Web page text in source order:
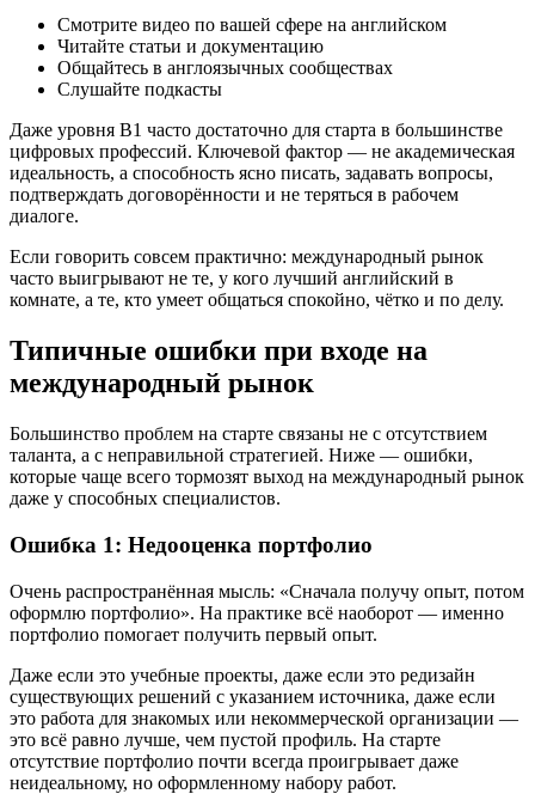
Смотрите видео по вашей сфере на английском
Читайте статьи и документацию
Общайтесь в англоязычных сообществах
Слушайте подкасты
Даже уровня B1 часто достаточно для старта в большинстве
цифровых профессий. Ключевой фактор — не академическая
идеальность, а способность ясно писать, задавать вопросы,
подтверждать договорённости и не теряться в рабочем
диалоге.
Если говорить совсем практично: международный рынок
часто выигрывают не те, у кого лучший английский в
комнате, а те, кто умеет общаться спокойно, чётко и по делу.
Типичные ошибки при входе на
международный рынок
Большинство проблем на старте связаны не с отсутствием
таланта, а с неправильной стратегией. Ниже — ошибки,
которые чаще всего тормозят выход на международный рынок
даже у способных специалистов.
Ошибка 1: Недооценка портфолио
Очень распространённая мысль: «Сначала получу опыт, потом
оформлю портфолио». На практике всё наоборот — именно
портфолио помогает получить первый опыт.
Даже если это учебные проекты, даже если это редизайн
существующих решений с указанием источника, даже если
это работа для знакомых или некоммерческой организации —
это всё равно лучше, чем пустой профиль. На старте
отсутствие портфолио почти всегда проигрывает даже
неидеальному, но оформленному набору работ.